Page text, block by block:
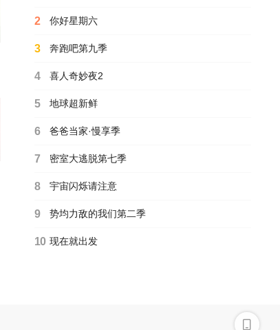
2 你好星期六
3 奔跑吧第九季
4 喜人奇妙夜2
5 地球超新鲜
6 爸爸当家·慢享季
7 密室大逃脱第七季
8 宇宙闪烁请注意
9 势均力敌的我们第二季
10 现在就出发